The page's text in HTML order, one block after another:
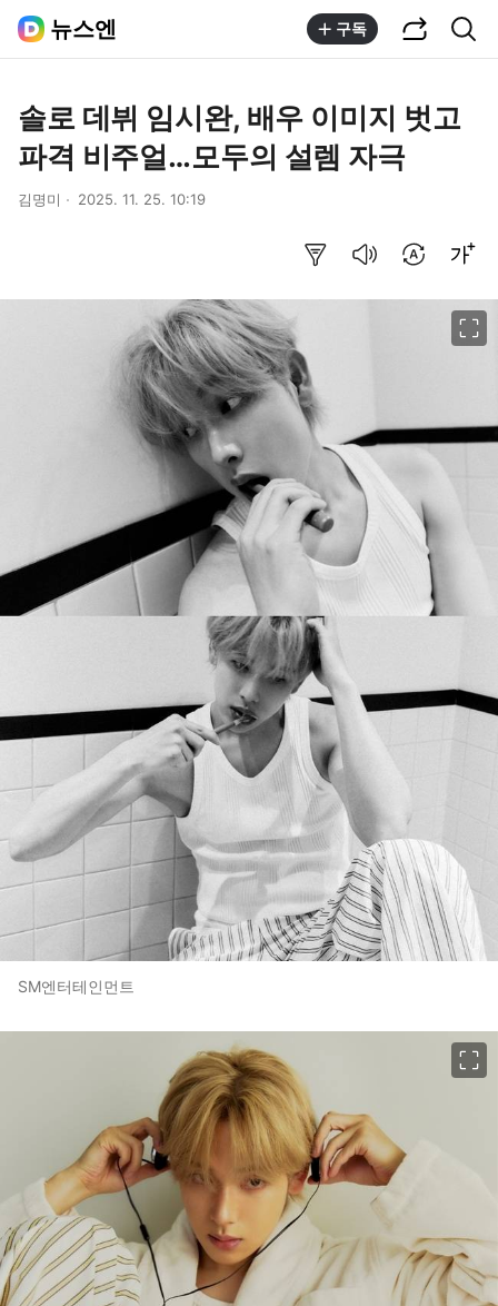
뉴스엔 구독
솔로 데뷔 임시완, 배우 이미지 벗고
파격 비주얼…모두의 설렘 자극
김명미 2025. 11. 25. 10:19
SM엔터테인먼트